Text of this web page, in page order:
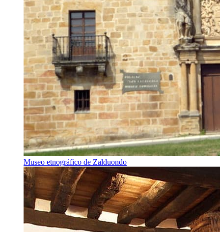
Museo etnográfico de Zalduondo